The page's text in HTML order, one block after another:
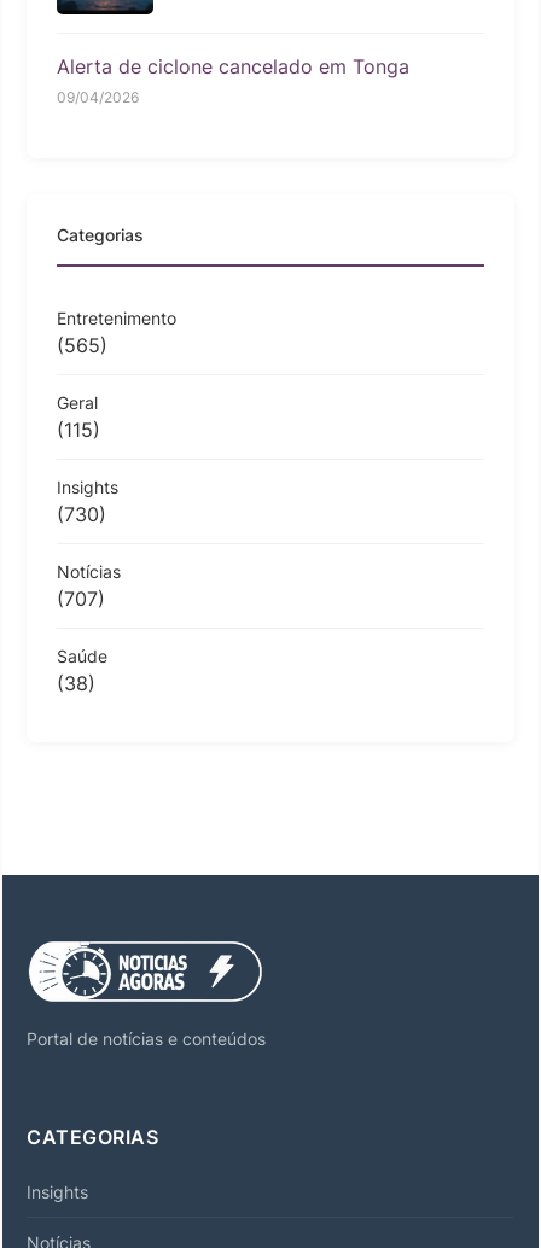
Alerta de ciclone cancelado em Tonga
09/04/2026
Categorias
Entretenimento
(565)
Geral
(115)
Insights
(730)
Notícias
(707)
Saúde
(38)
Portal de notícias e conteúdos
CATEGORIAS
Insights
Notícias